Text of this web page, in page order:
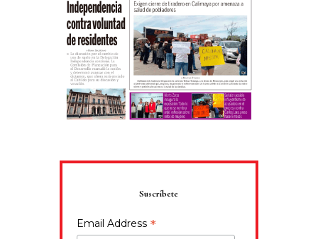
Suscríbete
Email Address *